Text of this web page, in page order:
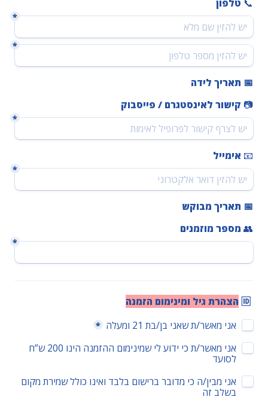
📞 טלפון
*
*
📅 תאריך לידה
📷 קישור לאינסטגרם / פייסבוק
*
📧 אימייל
*
📅 תאריך מבוקש
👥 מספר מוזמנים
*
🆔 הצהרת גיל ומינימום הזמנה
Untitled checkboxes field
אני מאשר/ת שאני בן/בת 21 ומעלה *
לסועד
בשלב זה